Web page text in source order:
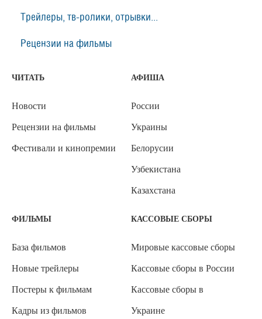
Трейлеры, тв-ролики, отрывки...
Рецензии на фильмы
ЧИТАТЬ
Новости
Рецензии на фильмы
Фестивали и кинопремии
АФИША
России
Украины
Белорусии
Узбекистана
Казахстана
ФИЛЬМЫ
База фильмов
Новые трейлеры
Постеры к фильмам
Кадры из фильмов
КАССОВЫЕ СБОРЫ
Мировые кассовые сборы
Кассовые сборы в России
Кассовые сборы в
Украине